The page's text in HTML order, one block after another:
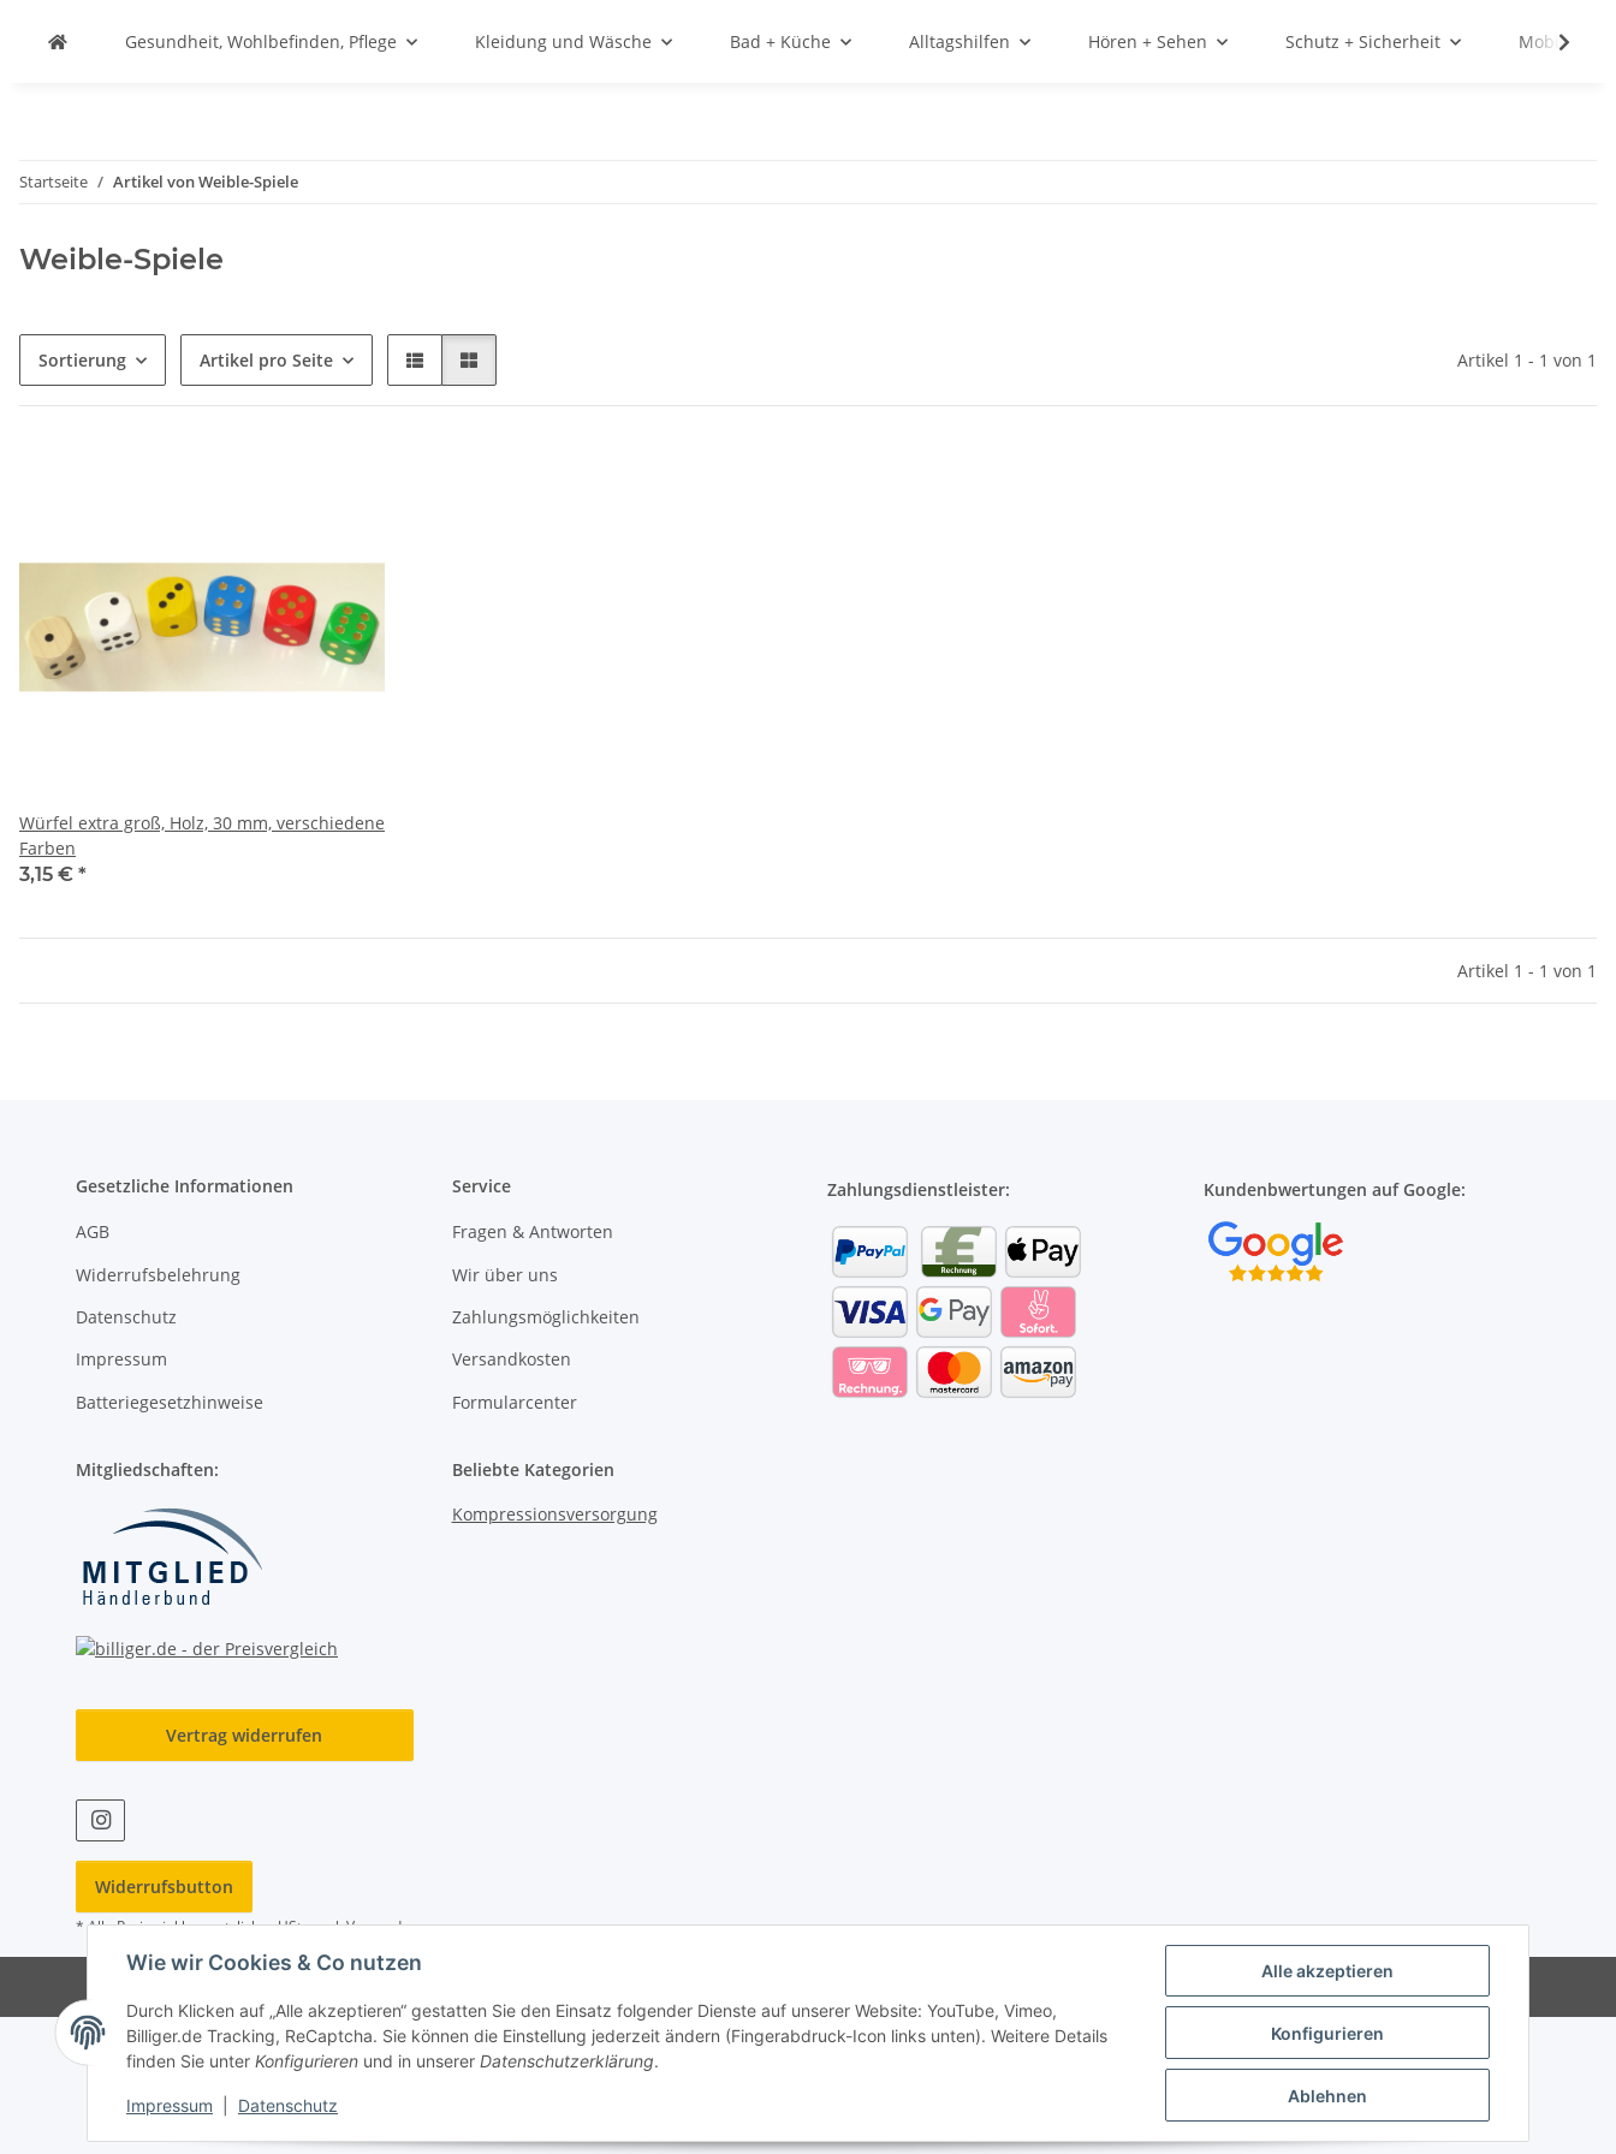
Alle akzeptieren
Konfigurieren
Ablehnen
Wie wir Cookies & Co nutzen
Durch Klicken auf „Alle akzeptieren“ gestatten Sie den Einsatz folgender Dienste auf unserer Website: YouTube, Vimeo,
Billiger.de Tracking, ReCaptcha. Sie können die Einstellung jederzeit ändern (Fingerabdruck-Icon links unten). Weitere Details
finden Sie unter Konfigurieren und in unserer Datenschutzerklärung.
Impressum Datenschutz
Gesundheit, Wohlbefinden, Pflege Kleidung und Wäsche Bad + Küche Alltagshilfen Hören + Sehen Schutz + Sicherheit Mobilität
Startseite Artikel von Weible-Spiele
Weible-Spiele
Sortierung Artikel pro Seite Artikel 1 - 1 von 1
Würfel extra groß, Holz, 30 mm, verschiedene
Farben
3,15 € *
Artikel 1 - 1 von 1
Gesetzliche Informationen
AGB
Widerrufsbelehrung
Datenschutz
Impressum
Batteriegesetzhinweise
Service
Fragen & Antworten
Wir über uns
Zahlungsmöglichkeiten
Versandkosten
Formularcenter
Zahlungsdienstleister: Kundenbwertungen auf Google:
Mitgliedschaften:
Beliebte Kategorien
Kompressionsversorgung
Vertrag widerrufen
Widerrufsbutton
* Alle Preise inkl. gesetzlicher USt., zzgl.Versand